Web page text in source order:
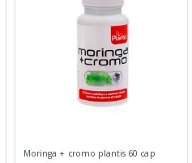
Moringa + cromo plantis 60 cap